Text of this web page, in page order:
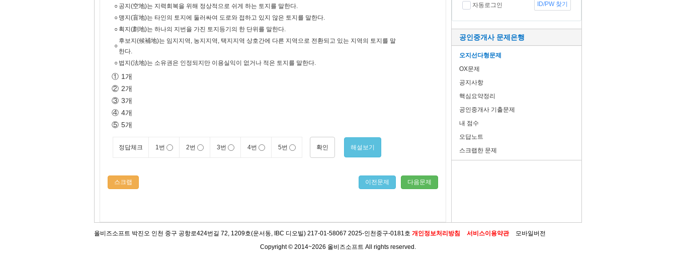
자동로그인 ID/PW 찾기
공인중개사 문제은행
오지선다형문제
OX문제
공지사항
핵심요약정리
공인중개사 기출문제
내 점수
오답노트
스크랩한 문제
○ 공지(空地)는 지력회복을 위해 정상적으로 쉬게 하는 토지를 말한다.
○ 맹지(盲地)는 타인의 토지에 둘러싸여 도로와 접하고 있지 않은 토지를 말한다.
○ 획지(劃地)는 하나의 지번을 가진 토지등기의 한 단위를 말한다.
○
후보지(候補地)는 임지지역, 농지지역, 택지지역 상호간에 다른 지역으로 전환되고 있는 지역의 토지를 말
한다.
○ 법지(法地)는 소유권은 인정되지만 이용실익이 없거나 적은 토지를 말한다.
① 1개
② 2개
③ 3개
④ 4개
⑤ 5개
정답체크 1번 2번 3번 4번 5번 확인 해설보기
스크랩 다음문제
이전문제
올비즈소프트 박진오 인천 중구 공항로424번길 72, 1209호(운서동, IBC 디오빌) 217-01-58067 2025-인천중구-0181호 개인정보처리방침 서비스이용약관
모바일버전
Copyright © 2014~2026 올비즈소프트 All rights reserved.